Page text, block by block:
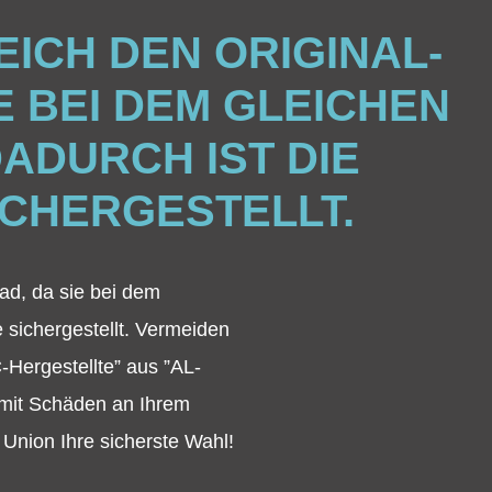
DEN ORIGINAL-
BEI DEM GLEICHEN
IST DIE
da sie bei dem
Vermeiden
aus ”AL-
Schäden an Ihrem
Ihre sicherste Wahl!